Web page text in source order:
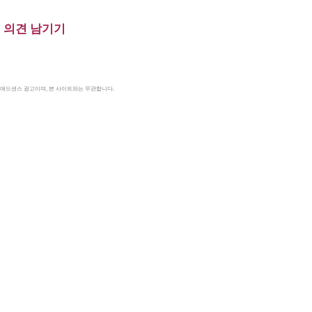
의견 남기기
드센스 광고이며, 본 사이트와는 무관합니다.